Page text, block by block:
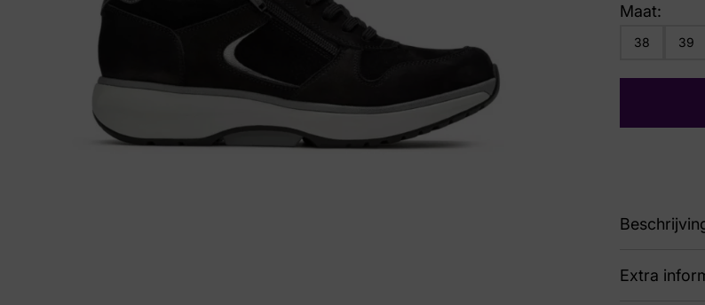
Maat:
38 39
90
Extra